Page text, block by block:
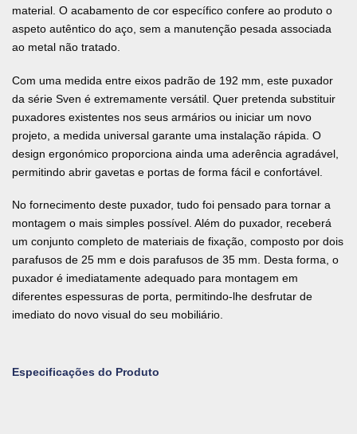
material. O acabamento de cor específico confere ao produto o
aspeto autêntico do aço, sem a manutenção pesada associada
ao metal não tratado.
Com uma medida entre eixos padrão de 192 mm, este puxador
da série Sven é extremamente versátil. Quer pretenda substituir
puxadores existentes nos seus armários ou iniciar um novo
projeto, a medida universal garante uma instalação rápida. O
design ergonómico proporciona ainda uma aderência agradável,
permitindo abrir gavetas e portas de forma fácil e confortável.
No fornecimento deste puxador, tudo foi pensado para tornar a
montagem o mais simples possível. Além do puxador, receberá
um conjunto completo de materiais de fixação, composto por dois
parafusos de 25 mm e dois parafusos de 35 mm. Desta forma, o
puxador é imediatamente adequado para montagem em
diferentes espessuras de porta, permitindo-lhe desfrutar de
imediato do novo visual do seu mobiliário.
Especificações do Produto